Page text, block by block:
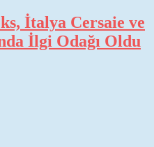
İtalya Cersaie ve
İlgi Odağı Oldu